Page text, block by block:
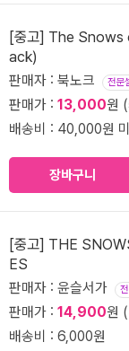
[중고] The
ack)
판매자 : 북노크 전문
판매가 : 13,000원
배송비 : 40,000원
장바구니
[중고] THE
ES
판매자 : 윤슬서가
판매가 : 14,900원
배송비 : 6,000원